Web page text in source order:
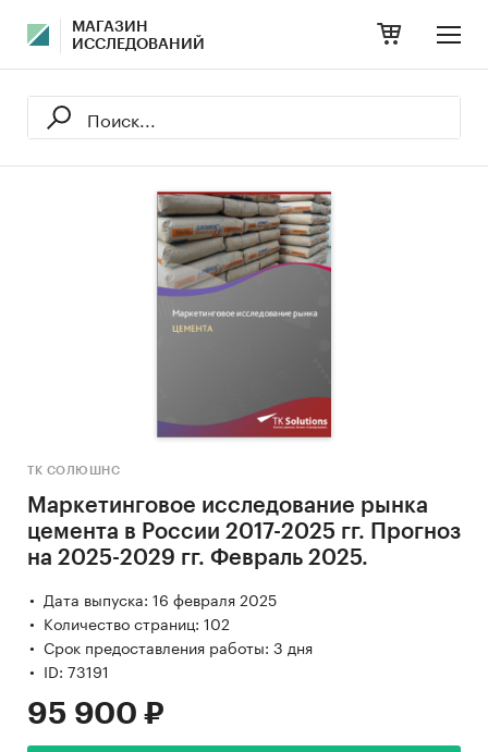
МАГАЗИН
ИССЛЕДОВАНИЙ
ТК СОЛЮШНС
Маркетинговое исследование рынка
цемента в России 2017-2025 гг. Прогноз
на 2025-2029 гг. Февраль 2025.
Дата выпуска: 16 февраля 2025
Количество страниц: 102
Срок предоставления работы: 3 дня
ID: 73191
95 900 ₽